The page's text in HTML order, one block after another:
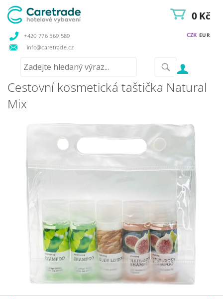
+420 776 569 589
info@caretrade.cz
CZK EUR
0 Kč
Cestovní kosmetická taštička Natural
Mix